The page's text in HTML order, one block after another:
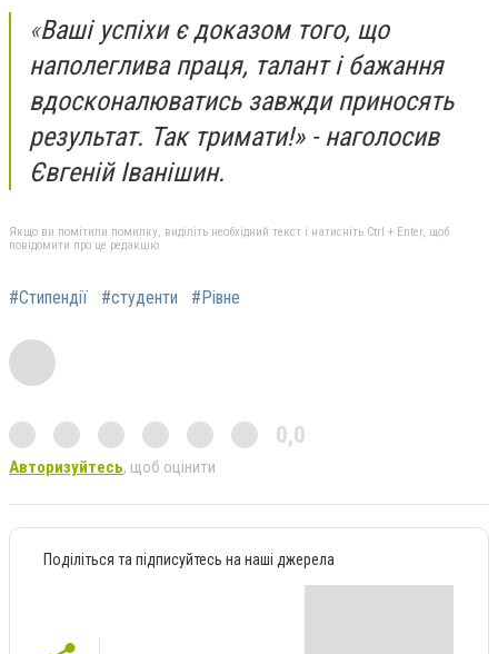
«Ваші успіхи є доказом того, що
наполеглива праця, талант і бажання
вдосконалюватись завжди приносять
результат. Так тримати!» - наголосив
Євгеній Іванішин.
Якщо ви помітили помилку, виділіть необхідний текст і натисніть Ctrl + Enter, щоб
повідомити про це редакцію
#Стипендії #студенти #Рівне
0,0
Авторизуйтесь, щоб оцінити
Поділіться та підписуйтесь на наші джерела